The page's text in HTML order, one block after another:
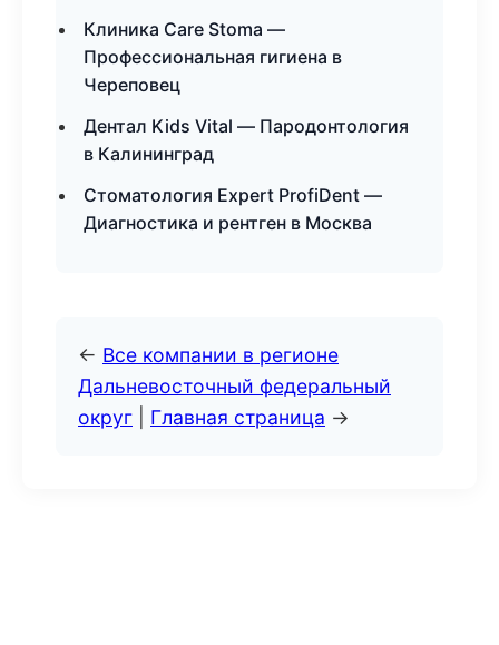
Клиника Care Stoma —
Профессиональная гигиена в
Череповец
Дентал Kids Vital — Пародонтология
в Калининград
Стоматология Expert ProfiDent —
Диагностика и рентген в Москва
← Все компании в регионе
Дальневосточный федеральный
округ
Главная страница →